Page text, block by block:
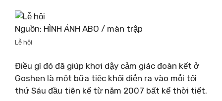
Nguồn: HÌNH ẢNH ABO / màn trập
Lễ hội
Điều gì đó đã giúp khơi dậy cảm giác đoàn kết ở
Goshen là một bữa tiệc khối diễn ra vào mỗi tối
thứ Sáu đầu tiên kể từ năm 2007 bất kể thời tiết.